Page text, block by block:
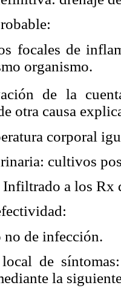
focales de
organismo.
de la
otra causa
corporal
cultivos
a los Rx
no de infección.
de
la